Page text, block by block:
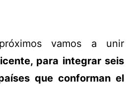
vamos a unir
para integrar seis
que conforman el